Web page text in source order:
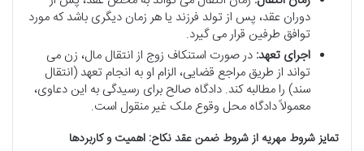
دوران عقد، پس از تولد فرزند یا هر زمان دیگری باشد که مورد
توافق طرفین قرار می گیرد.
اجرای تعهد: در صورت استنکاف زوج از انتقال مال، زن می
تواند از طریق مراجع قضایی، الزام او به انجام تعهد (انتقال
سند) را مطالبه کند. دادگاه صالح برای رسیدگی به این دعاوی،
معمولاً دادگاه محل وقوع ملک غیر منقول است.
تمایز شروط مهریه از شروط ضمن عقد نکاح: اهمیت و کاربردها